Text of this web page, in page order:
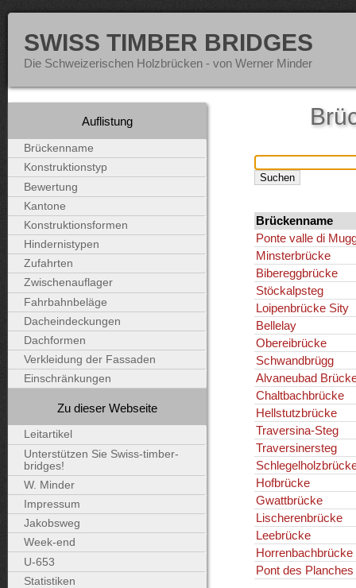
SWISS TIMBER BRIDGES
Die Schweizerischen Holzbrücken - von Werner Minder
Brückenname
Ponte valle di
Minsterbrücke
Bibereggbrücke
Stöckalpsteg
Loipenbrücke Sity
Bellelay
Obereibrücke
Schwandbrügg
Alvaneubad
Chaltbachbrücke
Hellstutzbrücke
Traversina-Steg
Traversinersteg
Hofbrücke
Gwattbrücke
Lischerenbrücke
Leebrücke
Horrenbachbrücke
Pont des Planches
Auflistung
Brückenname
Konstruktionstyp
Bewertung
Kantone
Konstruktionsformen
Hindernistypen
Zufahrten
Zwischenauflager
Fahrbahnbeläge
Dacheindeckungen
Dachformen
Verkleidung der Fassaden
Einschränkungen
Zu dieser Webseite
Leitartikel
Unterstützen Sie Swiss-timber-
bridges!
W. Minder
Impressum
Jakobsweg
Week-end
U-653
Statistiken